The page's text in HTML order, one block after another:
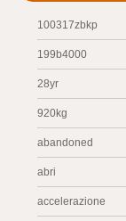
100317zbkp
199b4000
28yr
920kg
abandoned
abri
accelerazione